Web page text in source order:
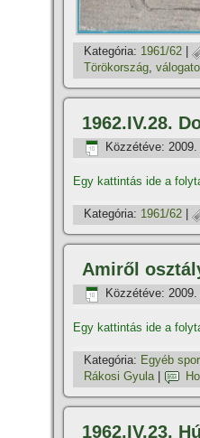
Kategória: 1961/62
Törökország,
1962.IV.28.
Közzétéve:
Egy kattintás ide a
Kategória: 1961/62
Amiről
Közzétéve:
Egy kattintás ide a
Kategória: Egyéb
Rákosi Gyula|
1962.IV.23.